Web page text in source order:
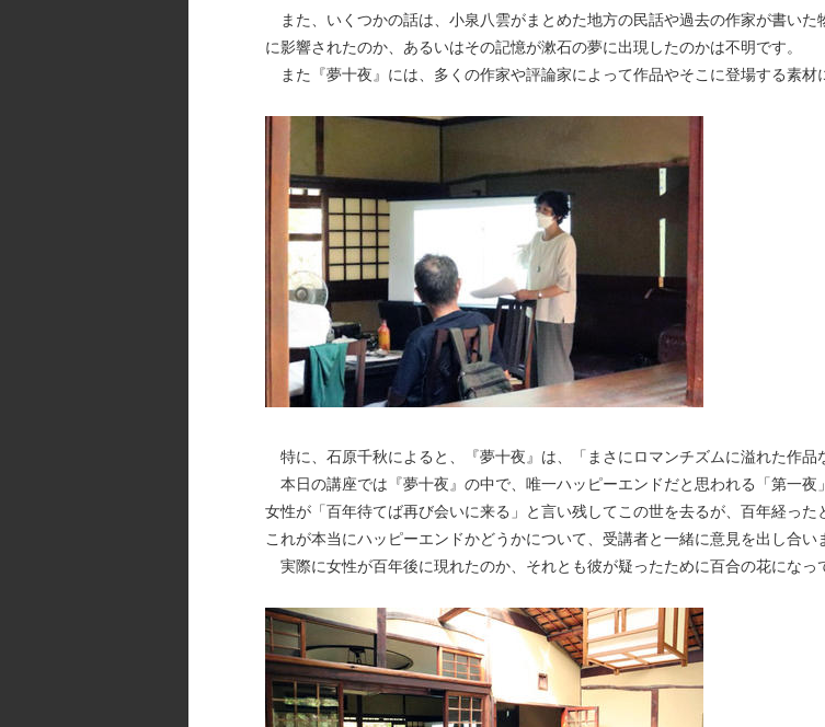
また、いくつかの話は、小泉八雲がまとめた地方の民話や過去の作家が書い
に影響されたのか、あるいはその記憶が漱石の夢に出現したのかは不明です。
また『夢十夜』には、多くの作家や評論家によって作品やそこに登場する素材
特に、石原千秋によると、『夢十夜』は、「まさにロマンチズムに溢れた作品
本日の講座では『夢十夜』の中で、唯一ハッピーエンドだと思われる「第一夜
女性が「百年待てば再び会いに来る」と言い残してこの世を去るが、百年経った
これが本当にハッピーエンドかどうかについて、受講者と一緒に意見を出し合い
実際に女性が百年後に現れたのか、それとも彼が疑ったために百合の花になっ